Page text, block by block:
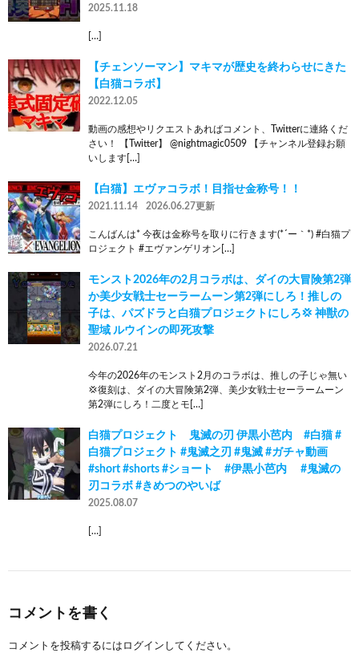
2025.11.18
[…]
【チェンソーマン】マキマが歴史を終わらせにきた
【白猫コラボ】
2022.12.05
動画の感想やリクエストあればコメント、Twitterに連絡くだ
さい！ 【Twitter】 @nightmagic0509 【チャンネル登録お願
いします[…]
【白猫】エヴァコラボ！目指せ金称号！！
2021.11.14 2026.06.27更新
こんばんは* 今夜は金称号を取りに行きます(*´ー｀*) #白猫プ
ロジェクト #エヴァンゲリオン[…]
モンスト2026年の2月コラボは、ダイの大冒険第2弾
か美少女戦士セーラームーン第2弾にしろ！推しの
子は、パズドラと白猫プロジェクトにしろ💢 神獣の
聖域 ルウインの即死攻撃
2026.07.21
今年の2026年のモンスト2月のコラボは、推しの子じゃ無い
💢復刻は、ダイの大冒険第2弾、美少女戦士セーラームーン
第2弾にしろ！二度とモ[…]
白猫プロジェクト 鬼滅の刃 伊黒小芭内 #白猫 #
白猫プロジェクト #鬼滅之刃 #鬼滅 #ガチャ動画
#short #shorts #ショート #伊黒小芭内 #鬼滅の
刃コラボ #きめつのやいば
2025.08.07
[…]
コメントを書く
コメントを投稿するには ログイン してください。